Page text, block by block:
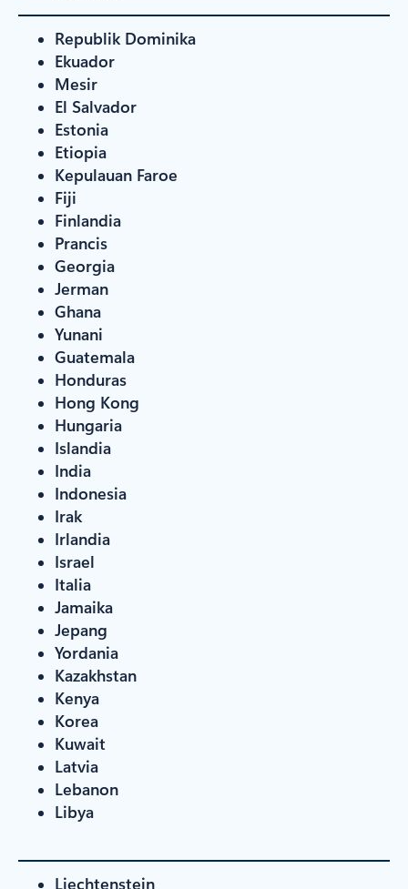
Republik Dominika
Ekuador
Mesir
El Salvador
Estonia
Etiopia
Kepulauan Faroe
Fiji
Finlandia
Prancis
Georgia
Jerman
Ghana
Yunani
Guatemala
Honduras
Hong Kong
Hungaria
Islandia
India
Indonesia
Irak
Irlandia
Israel
Italia
Jamaika
Jepang
Yordania
Kazakhstan
Kenya
Korea
Kuwait
Latvia
Lebanon
Libya
Liechtenstein